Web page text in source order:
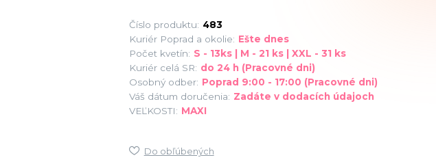
Číslo produktu: 483
Kuriér Poprad a okolie: Ešte dnes
Počet kvetín: S - 13ks | M - 21 ks | XXL - 31 ks
Kuriér celá SR: do 24 h (Pracovné dni)
Osobný odber: Poprad 9:00 - 17:00 (Pracovné dni)
Váš dátum doručenia: Zadáte v dodacích údajoch
VEĽKOSTI: MAXI
Do obľúbených